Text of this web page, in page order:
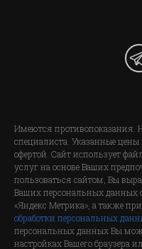
Имеются противопоказания.
специалиста. Указанные
офертой. Сайт использует
услуг на основе Ваших
пользоваться сайтом, Вы
Ваших персональных данных
«Яндекс Метрика», а также
обработки персональных
персональных данных Вы
настройках Вашего браузера